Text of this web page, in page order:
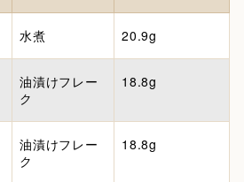
水煮 20.9g
油漬けフレー
ク
18.8g
油漬けフレー
ク
18.8g